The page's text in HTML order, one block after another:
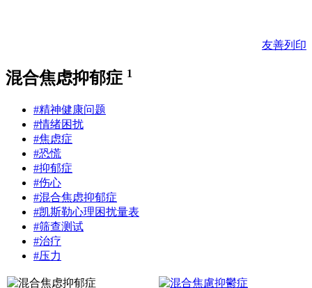
友善列印
混合焦虑抑郁症 1
#精神健康问题
#情绪困扰
#焦虑症
#恐慌
#抑郁症
#伤心
#混合焦虑抑郁症
#凯斯勒心理困扰量表
#筛查测试
#治疗
#压力